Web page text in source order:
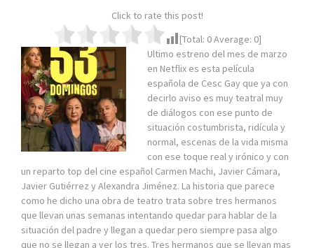
Click to rate this post!
[Total: 0Average: 0]
Ultimo estreno del mes de marzo
en Netflix es esta película
española de Cesc Gay que ya con
decirlo aviso es muy teatral muy
de diálogos con ese punto de
situación costumbrista, ridícula y
normal, escenas de la vida misma
con ese toque real y irónico y con
un reparto top del cine español Carmen Machi, Javier Cámara,
Javier Gutiérrez y Alexandra Jiménez. La historia que parece
como he dicho una obra de teatro trata sobre tres hermanos
que llevan unas semanas intentando quedar para hablar de la
situación del padre y llegan a quedar pero siempre pasa algo
que no se llegan a ver los tres. Tres hermanos que se llevan mas